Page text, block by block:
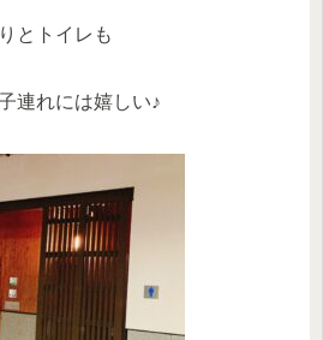
とトイレも
連れには嬉しい♪